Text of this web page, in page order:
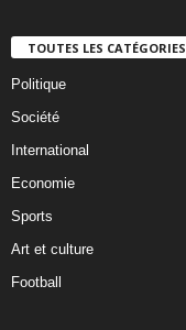
TOUTES LES CATÉGORIES
Politique
Société
International
Economie
Sports
Art et culture
Football